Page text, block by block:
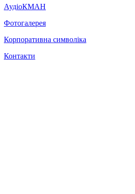
АудіоКМАН
Фотогалерея
Корпоративна символіка
Контакти